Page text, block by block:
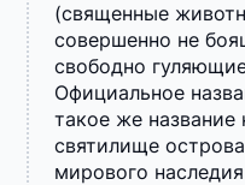
(священные
совершенно не
свободно
Официальное
такое же название
святилище
мирового